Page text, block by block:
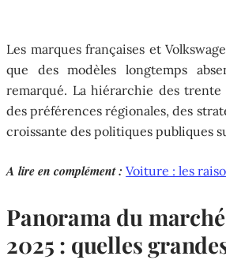
Les marques françaises et
que des modèles longtemps
remarqué. La hiérarchie des
des préférences régionales, des
croissante des politiques publiques
A lire en complément : Voiture : les
Panorama du
2025 : quelles